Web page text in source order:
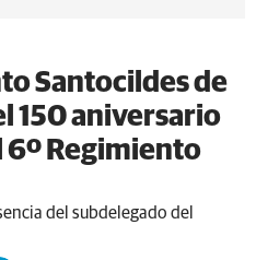
Santocildes de
150 aniversario
6º Regimiento
del subdelegado del